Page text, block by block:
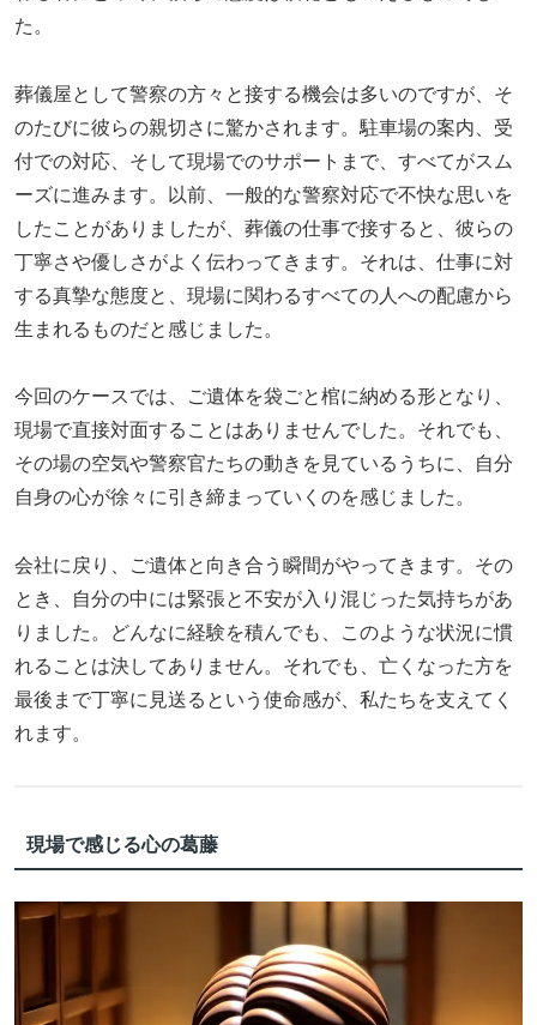
た。
葬儀屋として警察の方々と接する機会は多いのですが、そ
のたびに彼らの親切さに驚かされます。駐車場の案内、受
付での対応、そして現場でのサポートまで、すべてがスム
ーズに進みます。以前、一般的な警察対応で不快な思いを
したことがありましたが、葬儀の仕事で接すると、彼らの
丁寧さや優しさがよく伝わってきます。それは、仕事に対
する真摯な態度と、現場に関わるすべての人への配慮から
生まれるものだと感じました。
今回のケースでは、ご遺体を袋ごと棺に納める形となり、
現場で直接対面することはありませんでした。それでも、
その場の空気や警察官たちの動きを見ているうちに、自分
自身の心が徐々に引き締まっていくのを感じました。
会社に戻り、ご遺体と向き合う瞬間がやってきます。その
とき、自分の中には緊張と不安が入り混じった気持ちがあ
りました。どんなに経験を積んでも、このような状況に慣
れることは決してありません。それでも、亡くなった方を
最後まで丁寧に見送るという使命感が、私たちを支えてく
れます。
現場で感じる心の葛藤